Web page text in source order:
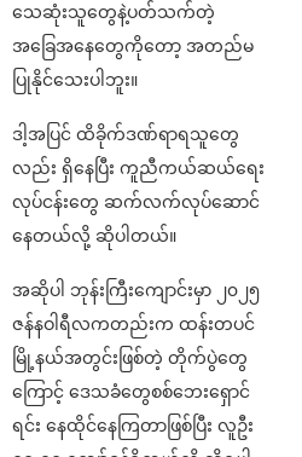
သေဆုံးသူတွေနဲ့ပတ်သက်တဲ့
အခြေအနေတွေကိုတော့ အတည်မ
ပြုနိုင်သေးပါဘူး။
ဒါ့အပြင် ထိခိုက်ဒဏ်ရာရသူတွေ
လည်း ရှိနေပြီး ကူညီကယ်ဆယ်ရေး
လုပ်ငန်းတွေ ဆက်လက်လုပ်ဆောင်
နေတယ်လို့ ဆိုပါတယ်။
အဆိုပါ ဘုန်းကြီးကျောင်းမှာ ၂၀၂၅
ဇန်နဝါရီလကတည်းက ထန်းတပင်
မြို့နယ်အတွင်းဖြစ်တဲ့ တိုက်ပွဲတွေ
ကြောင့် ဒေသခံတွေစစ်ဘေးရှောင်
ရင်း နေထိုင်နေကြတာဖြစ်ပြီး လူဦး